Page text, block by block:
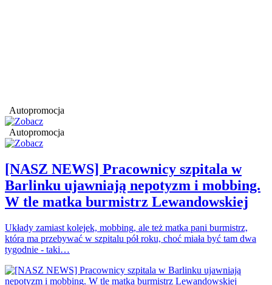
Autopromocja
Autopromocja
[NASZ NEWS] Pracownicy szpitala w
Barlinku ujawniają nepotyzm i mobbing.
W tle matka burmistrz Lewandowskiej
Układy zamiast kolejek, mobbing, ale też matka pani burmistrz,
która ma przebywać w szpitalu pół roku, choć miała być tam dwa
tygodnie - taki…